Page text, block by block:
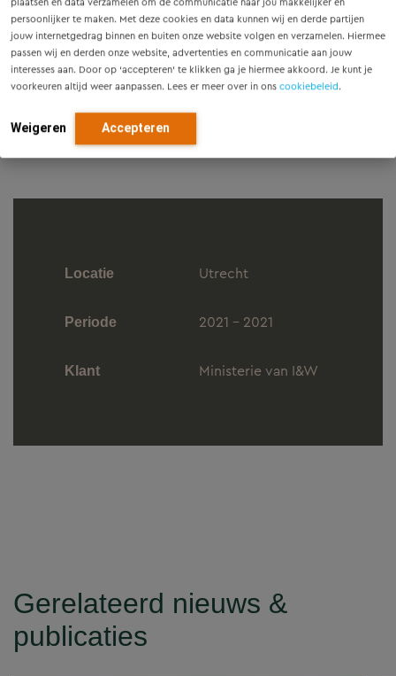
persoonlijker te maken. Met deze cookies en data kunnen wij en derde partijen
jouw internetgedrag binnen en buiten onze website volgen en verzamelen. Hiermee
passen wij en derden onze website, advertenties en communicatie aan jouw
interesses aan. Door op ‘accepteren’ te klikken ga je hiermee akkoord. Je kunt je
voorkeuren altijd weer aanpassen. Lees er meer over in ons cookiebeleid.
Weigeren Accepteren
Projectdetails
Thema's
Locatie Utrecht
Periode 2021 - 2021
Klant Ministerie van I&W
Gerelateerd nieuws &
publicaties